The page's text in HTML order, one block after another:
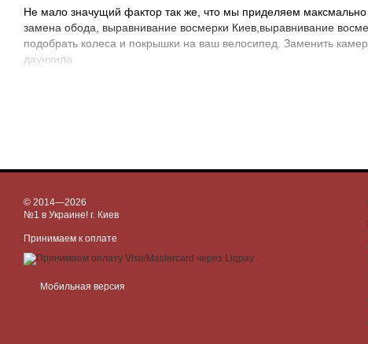
Не мало значущий фактор так же, что мы приделяем
замена обода, выравнивание восмерки Киев,выравнивание
подобрать колеса и покрышки на ваш велосипед. Заменить
даунхила.
© 2014—2026
№1 в Украине! г. Киев
Принимаем к оплате
Мобильная версия